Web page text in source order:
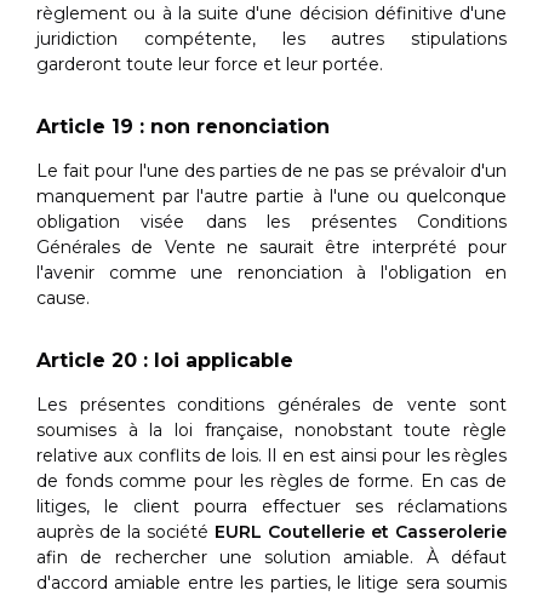
règlement ou à la suite d'une décision définitive d'une
juridiction compétente, les autres stipulations
garderont toute leur force et leur portée.
Article 19 : non renonciation
Le fait pour l'une des parties de ne pas se prévaloir d'un
manquement par l'autre partie à l'une ou quelconque
obligation visée dans les présentes Conditions
Générales de Vente ne saurait être interprété pour
l'avenir comme une renonciation à l'obligation en
cause.
Article 20 : loi applicable
Les présentes conditions générales de vente sont
soumises à la loi française, nonobstant toute règle
relative aux conflits de lois. Il en est ainsi pour les règles
de fonds comme pour les règles de forme. En cas de
litiges, le client pourra effectuer ses réclamations
auprès de la société EURL Coutellerie et Casserolerie
afin de rechercher une solution amiable. À défaut
d'accord amiable entre les parties, le litige sera soumis